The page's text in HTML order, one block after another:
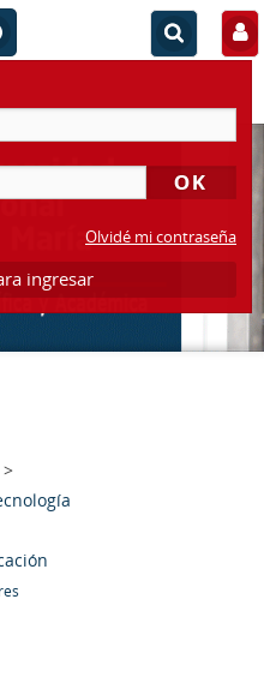
Olvidé mi contraseña
ingresar
>